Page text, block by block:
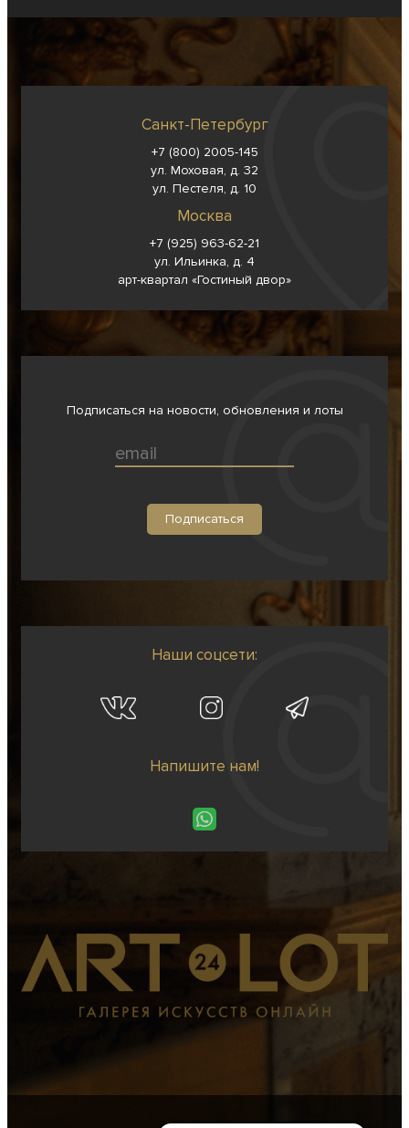
Санкт-Петербург
+7 (800) 2005-145
ул. Моховая, д. 32
ул. Пестеля, д. 10
Москва
+7 (925) 963-62-21
ул. Ильинка, д. 4
арт-квартал «Гостиный двор»
Подписаться на новости, обновления и лоты
Наши соцсети:
Напишите нам!